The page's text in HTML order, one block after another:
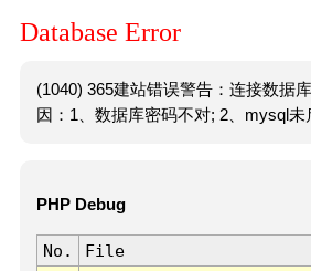
Database Error
(1040) 365建站错误警告：连接数据
因：1、数据库密码不对; 2、mysql未
PHP Debug
No. File